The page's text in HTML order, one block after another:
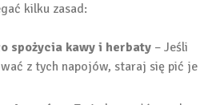
kilku zasad:
spożycia kawy i herbaty – Jeśli
z tych napojów, staraj się pić je